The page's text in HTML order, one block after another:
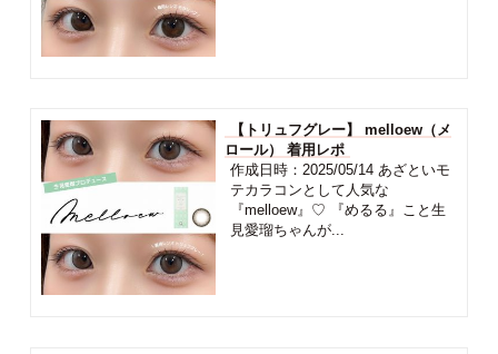
【トリュフグレー】 melloew（メ
ロール） 着用レポ
作成日時：2025/05/14 あざといモ
テカラコンとして人気な
『melloew』♡ 『めるる』こと生
見愛瑠ちゃんが...